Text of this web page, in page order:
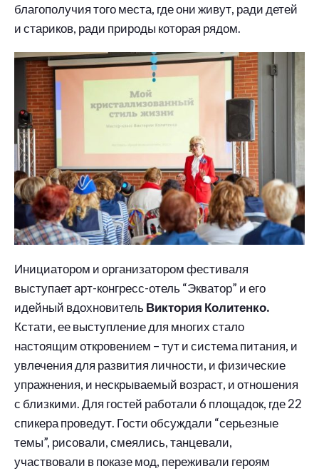
благополучия того места, где они живут, ради детей
и стариков, ради природы которая рядом.
Инициатором и организатором фестиваля
выступает арт-конгресс-отель “Экватор” и его
идейный вдохновительВиктория Колитенко.
Кстати, ее выступление для многих стало
настоящим откровением – тут и система питания, и
увлечения для развития личности, и физические
упражнения, и нескрываемый возраст, и отношения
с близкими. Для гостей работали 6 площадок, где 22
спикера проведут. Гости обсуждали “серьезные
темы”, рисовали, смеялись, танцевали,
участвовали в показе мод, переживали героям